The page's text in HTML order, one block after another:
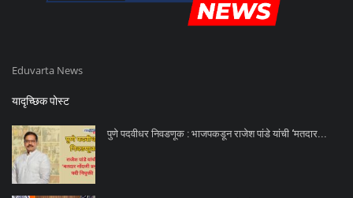
Eduvarta News
यादृच्छिक पोस्ट
पुणे पदवीधर निवडणूक : भाजपकडून राजेश पांडे यांची ‘मतदार...